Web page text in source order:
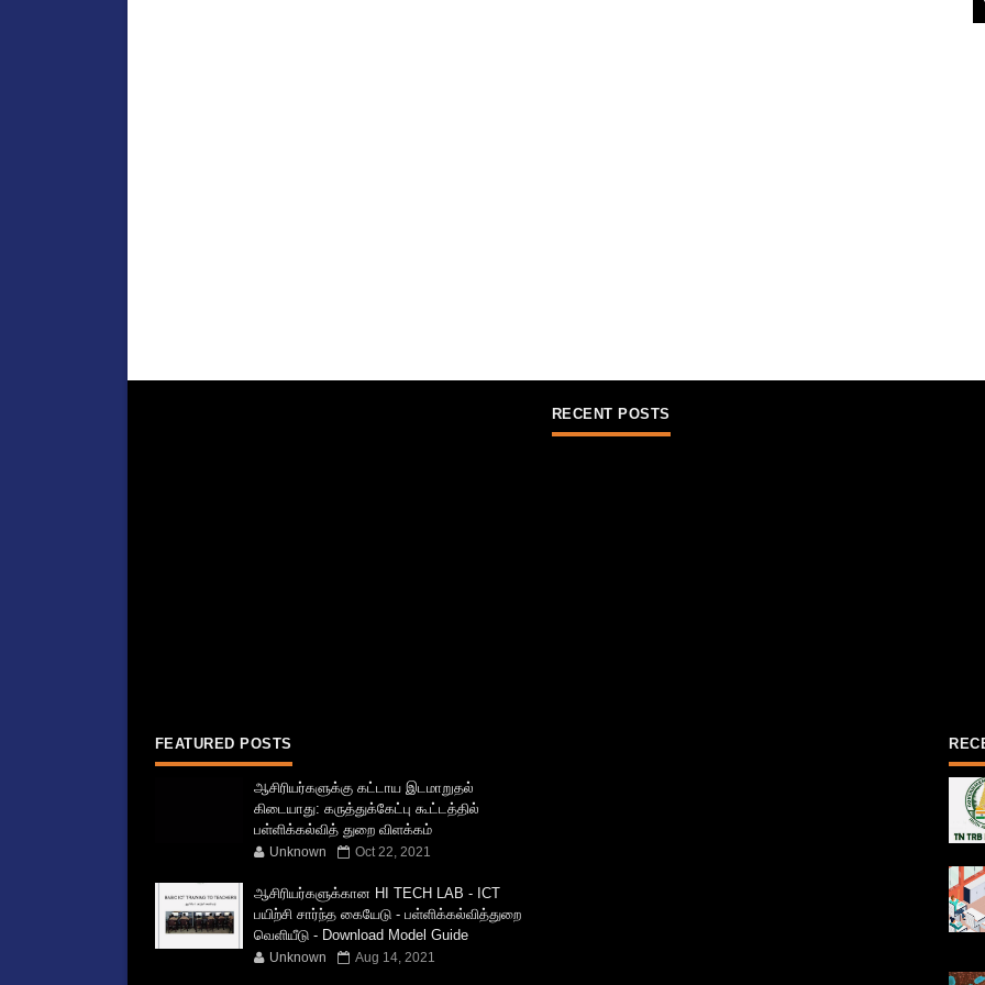
FEATURED POSTS
ஆசிரியர்களுக்கு கட்டாய இடமாறுதல்
கிடையாது: கருத்துக்கேட்பு கூட்டத்தில்
பள்ளிக்கல்வித் துறை விளக்கம்
Unknown Oct 22, 2021
ஆசிரியர்களுக்கான HI TECH LAB - ICT
பயிற்சி சார்ந்த கையேடு - பள்ளிக்கல்வித்துறை
வெளியீடு - Download Model Guide
Unknown Aug 14, 2021
RECENT POSTS